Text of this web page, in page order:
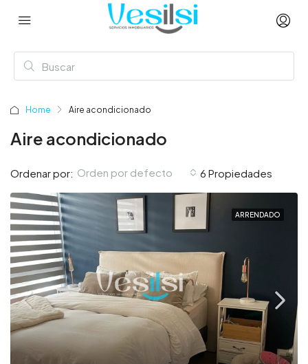
Home Aire acondicionado
Aire acondicionado
6 Propiedades
Ordenar por: Orden por defecto
ARRENDADO